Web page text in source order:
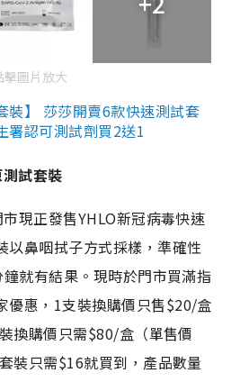
擊圖片放大
裝】 莎莎開賣6款快速測試套
署認可測試劑買2送1
試套裝
現正發售YHLO新冠病毒快速
以鼻咽拭子方式採樣，準確性
就有結果。現時於門市買滿指
優惠，1支裝換購價只售$20/盒
換購價只需$80/盒（單售價
裝只需$16就買到，產品數量